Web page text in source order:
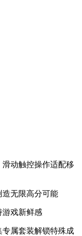
动触控操作适配移
造无限高分可能
游戏新鲜感
属套装解锁特殊成